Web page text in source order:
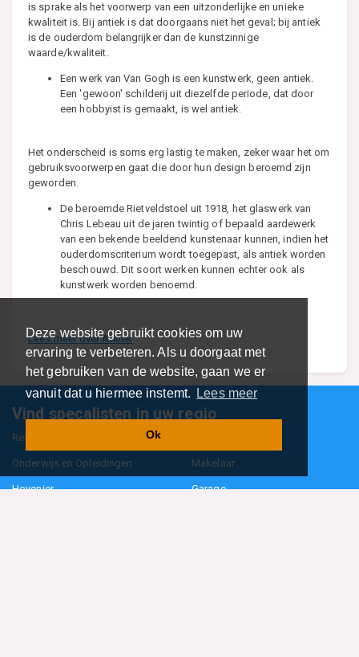
Deze website gebruikt cookies om uw
ervaring te verbeteren. Als u doorgaat met
het gebruiken van de website, gaan we er
vanuit dat u hiermee instemt.
Lees meer
Ok
is sprake als het voorwerp van een uitzonderlijke en unieke
kwaliteit is. Bij antiek is dat doorgaans niet het geval; bij antiek
is de ouderdom belangrijker dan de kunstzinnige
waarde/kwaliteit.
Een werk van Van Gogh is een kunstwerk, geen antiek.
Een 'gewoon' schilderij uit diezelfde periode, dat door
een hobbyist is gemaakt, is wel antiek.
Het onderscheid is soms erg lastig te maken, zeker waar het om
gebruiksvoorwerpen gaat die door hun design beroemd zijn
geworden.
De beroemde Rietveldstoel uit 1918, het glaswerk van
Chris Lebeau uit de jaren twintig of bepaald aardewerk
van een bekende beeldend kunstenaar kunnen, indien het
ouderdomscriterium wordt toegepast, als antiek worden
beschouwd. Dit soort werken kunnen echter ook als
kunstwerk worden benoemd.
Lees meer over Antiek
Vind specalisten in uw regio
Restaurant
Onderwijs en Opleidingen Makelaar
Hovenier Garage